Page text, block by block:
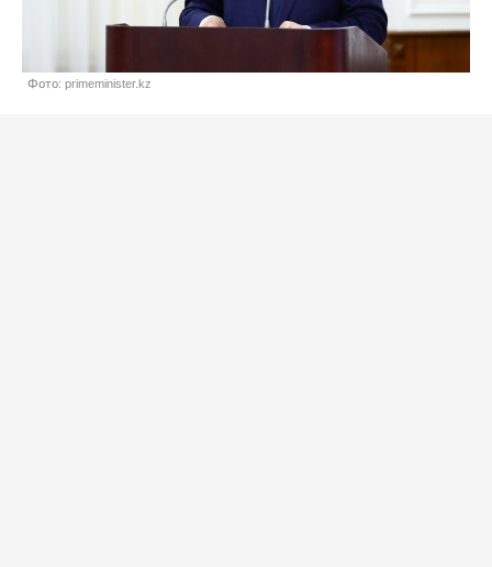
Фото: primeminister.kz